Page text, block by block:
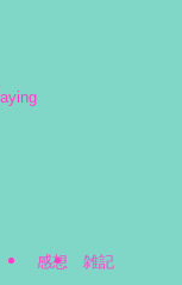
感想 雑記